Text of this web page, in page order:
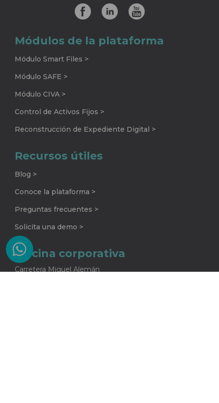
Módulos de la plataforma
Módulo Smart Files >
Módulo SAFE >
Módulo CIVA >
Control de Activos Fijos >
Reconstrucción de Expediente Digital >
Recursos útiles
Blog >
Conoce la plataforma >
Preguntas frecuentes >
Solicita una demo >
Oficina corporativa
Carretera Miguel Alemán